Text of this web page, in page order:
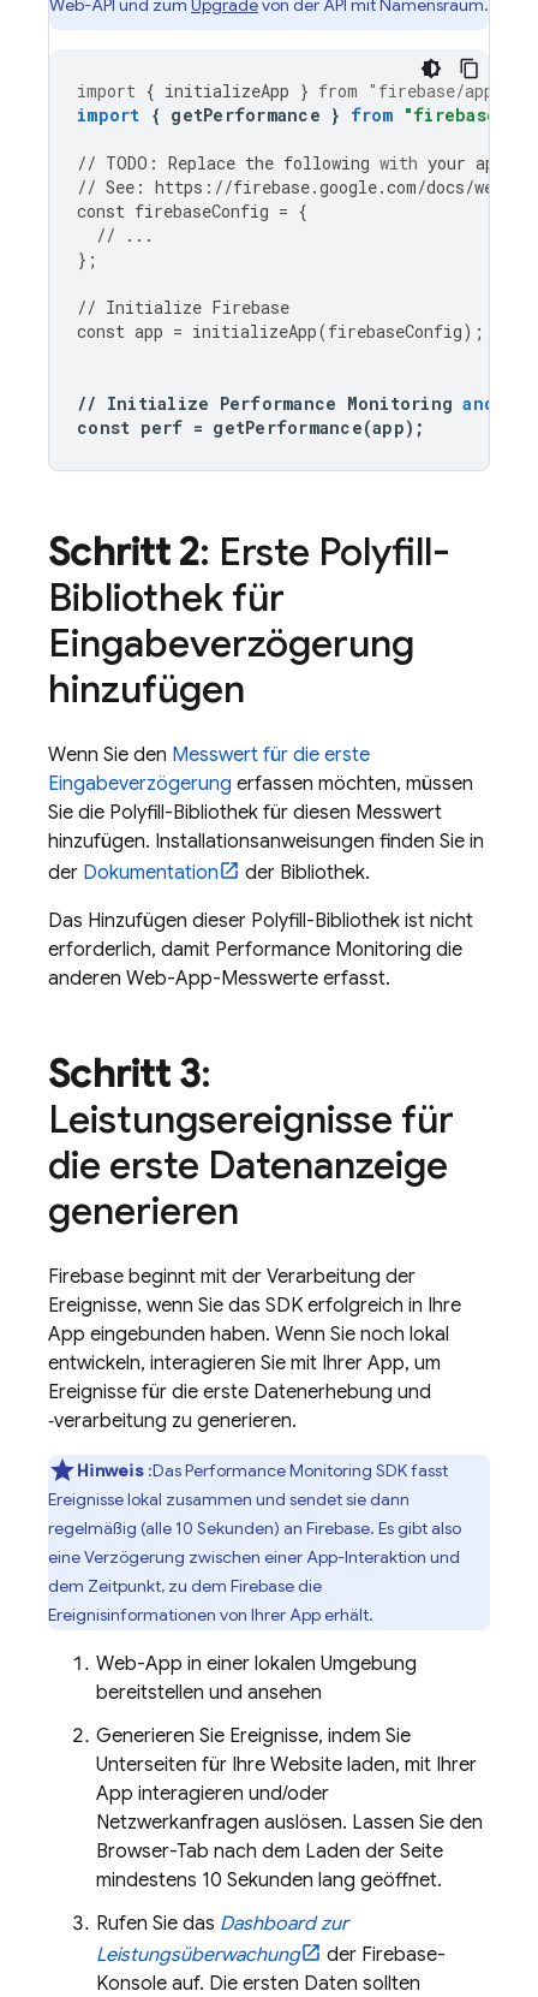
Web-API und zum Upgradevon der API mit Namensraum.
import { initializeApp } from "firebase/app"
import { getPerformance } from "firebase/
// TODO : Replace the following with your app
// See : https : //firebase.google.com/docs/web
const firebaseConfig = {
//
...
};
// Initialize Firebase
const app = initializeApp(firebaseConfig);
// Initialize Performance Monitoring and
const perf = getPerformance(app);
Schritt 2: Erste Polyfill-
Bibliothek für
Eingabeverzögerung
hinzufügen
Wenn Sie den Messwert für die erste
Eingabeverzögerung erfassen möchten, müssen
Sie die Polyfill-Bibliothek für diesen Messwert
hinzufügen. Installationsanweisungen finden Sie in
der Dokumentation
der Bibliothek.
Das Hinzufügen dieser Polyfill-Bibliothek ist nicht
erforderlich, damit Performance Monitoring die
anderen Web-App-Messwerte erfasst.
Schritt 3:
Leistungsereignisse für
die erste Datenanzeige
generieren
Firebase beginnt mit der Verarbeitung der
Ereignisse, wenn Sie das SDK erfolgreich in Ihre
App eingebunden haben. Wenn Sie noch lokal
entwickeln, interagieren Sie mit Ihrer App, um
Ereignisse für die erste Datenerhebung und
‑verarbeitung zu generieren.
Hinweis:DasPerformance Monitoring SDK fasst
Ereignisse lokal zusammen und sendet sie dann
regelmäßig (alle 10 Sekunden) an Firebase. Es gibt also
eine Verzögerung zwischen einer App-Interaktion und
dem Zeitpunkt, zu dem Firebase die
Ereignisinformationen von Ihrer App erhält.
Web-App in einer lokalen Umgebung
bereitstellen und ansehen
Generieren Sie Ereignisse, indem Sie
Unterseiten für Ihre Website laden, mit Ihrer
App interagieren und/oder
Netzwerkanfragen auslösen. Lassen Sie den
Browser-Tab nach dem Laden der Seite
mindestens 10 Sekunden lang geöffnet.
Rufen Sie das Dashboard zur
Leistungsüberwachung
der Firebase-
Konsole auf. Die ersten Daten sollten